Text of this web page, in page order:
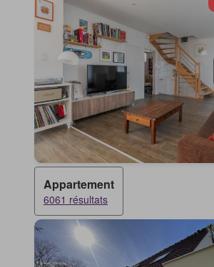
Appartement
6061 résultats